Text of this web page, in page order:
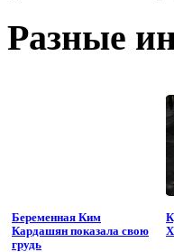
Разные
Беременная Ким
Кардашян показала свою
грудь